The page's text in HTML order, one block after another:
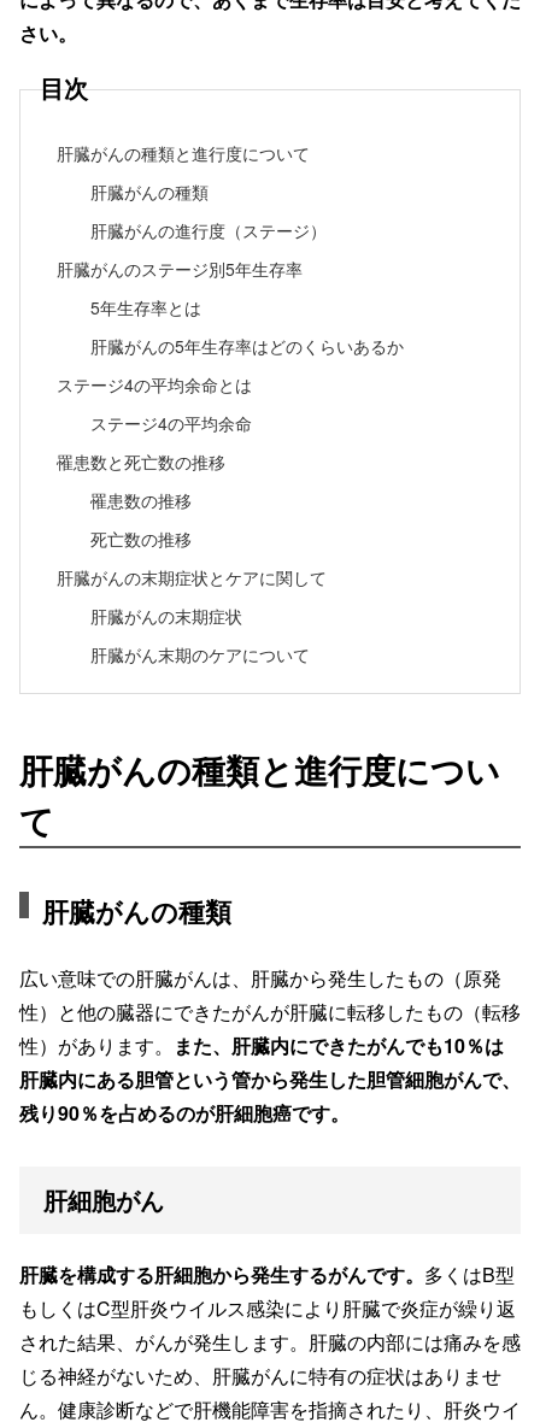
さい。
目次
肝臓がんの種類と進行度について
肝臓がんの種類
肝臓がんの進行度（ステージ）
肝臓がんのステージ別5年生存率
5年生存率とは
肝臓がんの5年生存率はどのくらいあるか
ステージ4の平均余命とは
ステージ4の平均余命
罹患数と死亡数の推移
罹患数の推移
死亡数の推移
肝臓がんの末期症状とケアに関して
肝臓がんの末期症状
肝臓がん末期のケアについて
肝臓がんの種類と進行度につい
て
肝臓がんの種類
広い意味での肝臓がんは、肝臓から発生したもの（原発
性）と他の臓器にできたがんが肝臓に転移したもの（転移
性）があります。
また、肝臓内にできたがんでも10％は
肝臓内にある胆管という管から発生した胆管細胞がんで、
残り90％を占めるのが肝細胞癌です。
肝細胞がん
肝臓を構成する肝細胞から発生するがんです。 多くはB型
もしくはC型肝炎ウイルス感染により肝臓で炎症が繰り返
された結果、がんが発生します。肝臓の内部には痛みを感
じる神経がないため、肝臓がんに特有の症状はありませ
ん。健康診断などで肝機能障害を指摘されたり、肝炎ウイ